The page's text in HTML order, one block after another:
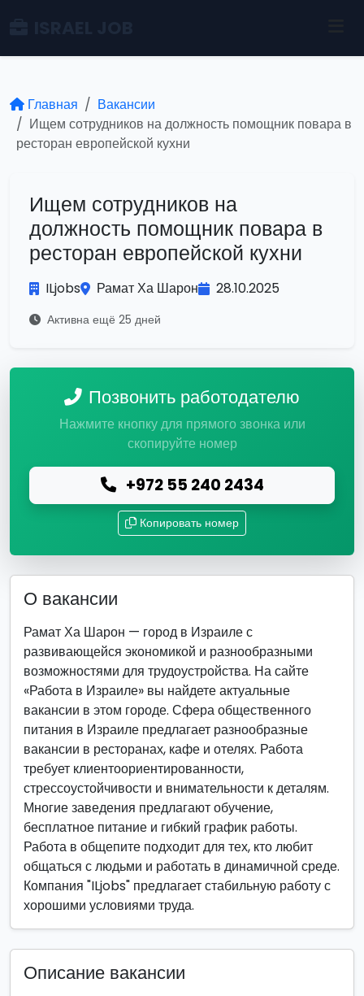
Главная
Вакансии
Ищем сотрудников на должность помощник повара в
ресторан европейской кухни
Ищем сотрудников на
должность помощник повара в
ресторан европейской кухни
ILjobs Рамат Ха Шарон 28.10.2025
Активна ещё 25 дней
Позвонить работодателю
Нажмите кнопку для прямого звонка или
скопируйте номер
+972 55 240 2434
Копировать номер
О вакансии
Рамат Ха Шарон — город в Израиле с
развивающейся экономикой и разнообразными
возможностями для трудоустройства. На сайте
«Работа в Израиле» вы найдете актуальные
вакансии в этом городе. Сфера общественного
питания в Израиле предлагает разнообразные
вакансии в ресторанах, кафе и отелях. Работа
требует клиентоориентированности,
стрессоустойчивости и внимательности к деталям.
Многие заведения предлагают обучение,
бесплатное питание и гибкий график работы.
Работа в общепите подходит для тех, кто любит
общаться с людьми и работать в динамичной среде.
Компания "ILjobs" предлагает стабильную работу с
хорошими условиями труда.
Описание вакансии